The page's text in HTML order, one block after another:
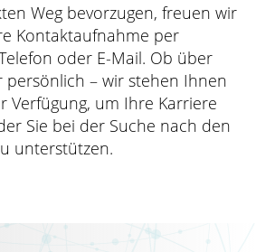
Weg bevorzugen, freuen wir
Kontaktaufnahme per
oder E-Mail. Ob über
persönlich – wir stehen Ihnen
Verfügung, um Ihre Karriere
Sie bei der Suche nach den
unterstützen.